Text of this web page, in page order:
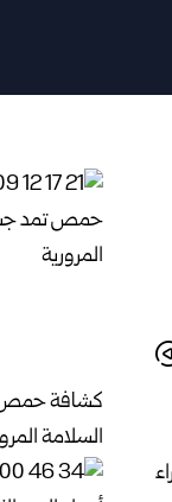
كشافة حمص
السلامة